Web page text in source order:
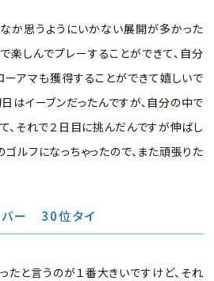
なか思うようにいかない展開が多かった
楽しんでプレーすることができて、自分
ーアマも獲得することができて嬉しいで
はイーブンだったんですが、自分の中で
、それで２日目に挑んだんですが伸ばし
ルフになっちゃったので、また頑張りた
ー 30位タイ
たと言うのが１番大きいですけど、それ